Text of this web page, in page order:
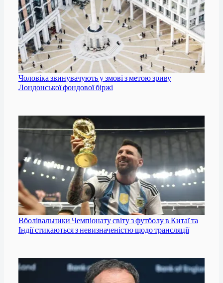
Чоловіка звинувачують у змові з метою зриву
Лондонської фондової біржі
Вболівальники Чемпіонату світу з футболу в Китаї та
Індії стикаються з невизначеністю щодо трансляції